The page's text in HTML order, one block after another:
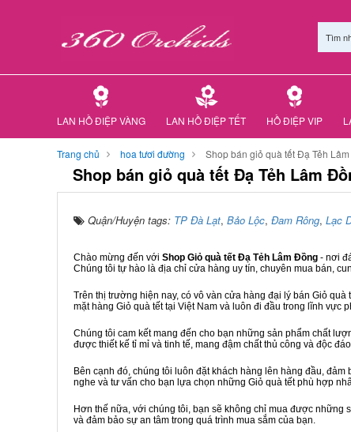
Tìm
LAN HỒ ĐIỆP VÀNG LAN HỒ ĐIỆP TẾT HỒ ĐIỆP VIP
Trang chủ hoa tươi đường Shop bán giỏ quà tết Đạ Tẻh
Shop bán giỏ quà tết Đạ Tẻh Lâm
Quận/Huyện tags: TP Đà Lạt, Bảo Lộc, Đam Rông, Lạc
Chào mừng đến với Shop Giỏ quà tết Đạ Tẻh Lâm Đồng - nơi
Chúng tôi tự hào là địa chỉ cửa hàng uy tín, chuyên mua bán,
Trên thị trường hiện nay, có vô vàn cửa hàng đại lý bán Giỏ
mặt hàng Giỏ quà tết tại Việt Nam và luôn đi đầu trong lĩnh vực
Chúng tôi cam kết mang đến cho bạn những sản phẩm chất
được thiết kế tỉ mỉ và tinh tế, mang đậm chất thủ công và độc
Bên cạnh đó, chúng tôi luôn đặt khách hàng lên hàng đầu,
nghe và tư vấn cho bạn lựa chọn những Giỏ quà tết phù hợp
Hơn thế nữa, với chúng tôi, bạn sẽ không chỉ mua được những
và đảm bảo sự an tâm trong quá trình mua sắm của bạn.